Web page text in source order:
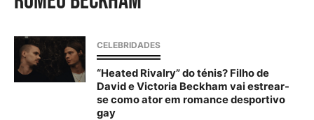
CELEBRIDADES
“Heated Rivalry” do ténis? Filho de
David e Victoria Beckham vai estrear-
se como ator em romance desportivo
gay